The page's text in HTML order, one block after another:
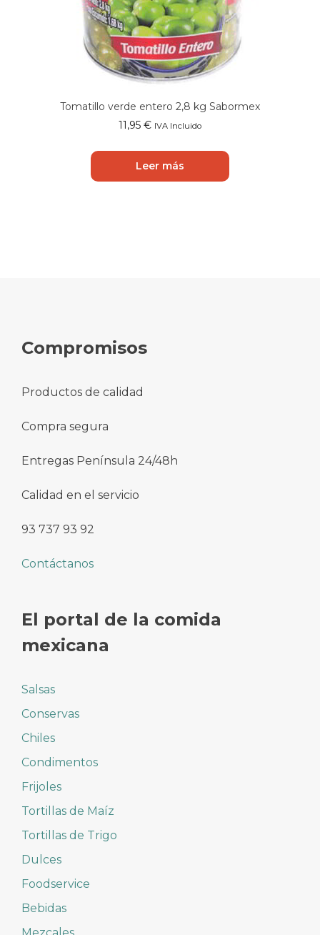
Tomatillo verde entero 2,8 kg Sabormex
11,95 € IVA Incluido
Leer más
Compromisos
Productos de calidad
Compra segura
Entregas Península 24/48h
Calidad en el servicio
93 737 93 92
Contáctanos
El portal de la comida
mexicana
Salsas
Conservas
Chiles
Condimentos
Frijoles
Tortillas de Maíz
Tortillas de Trigo
Dulces
Foodservice
Bebidas